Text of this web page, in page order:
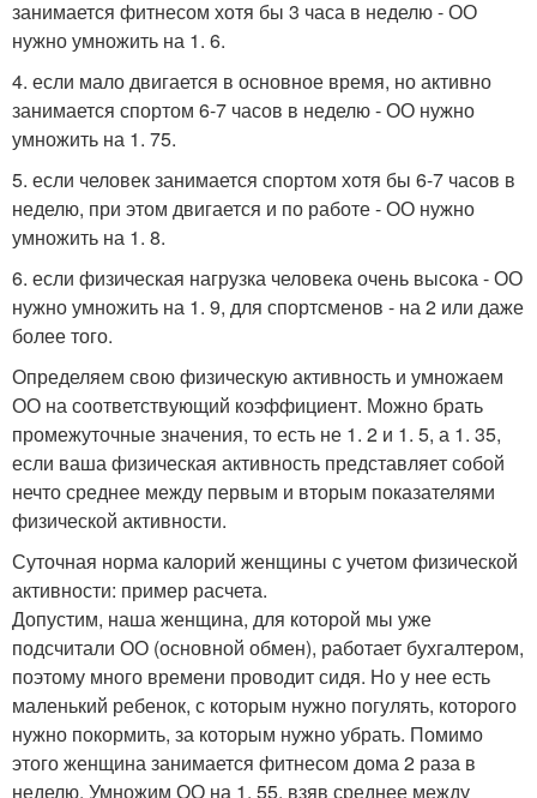
занимается фитнесом хотя бы 3 часа в неделю - ОО
нужно умножить на 1. 6.
4. если мало двигается в основное время, но активно
занимается спортом 6-7 часов в неделю - ОО нужно
умножить на 1. 75.
5. если человек занимается спортом хотя бы 6-7 часов в
неделю, при этом двигается и по работе - ОО нужно
умножить на 1. 8.
6. если физическая нагрузка человека очень высока - ОО
нужно умножить на 1. 9, для спортсменов - на 2 или даже
более того.
Определяем свою физическую активность и умножаем
ОО на соответствующий коэффициент. Можно брать
промежуточные значения, то есть не 1. 2 и 1. 5, а 1. 35,
если ваша физическая активность представляет собой
нечто среднее между первым и вторым показателями
физической активности.
Суточная норма калорий женщины с учетом физической
активности: пример расчета.
Допустим, наша женщина, для которой мы уже
подсчитали ОО (основной обмен), работает бухгалтером,
поэтому много времени проводит сидя. Но у нее есть
маленький ребенок, с которым нужно погулять, которого
нужно покормить, за которым нужно убрать. Помимо
этого женщина занимается фитнесом дома 2 раза в
неделю. Умножим ОО на 1. 55, взяв среднее между